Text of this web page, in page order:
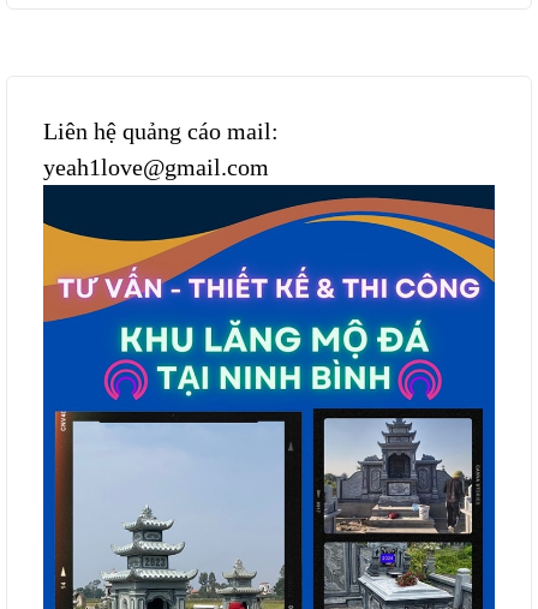
Liên hệ quảng cáo mail:
yeah1love@gmail.com